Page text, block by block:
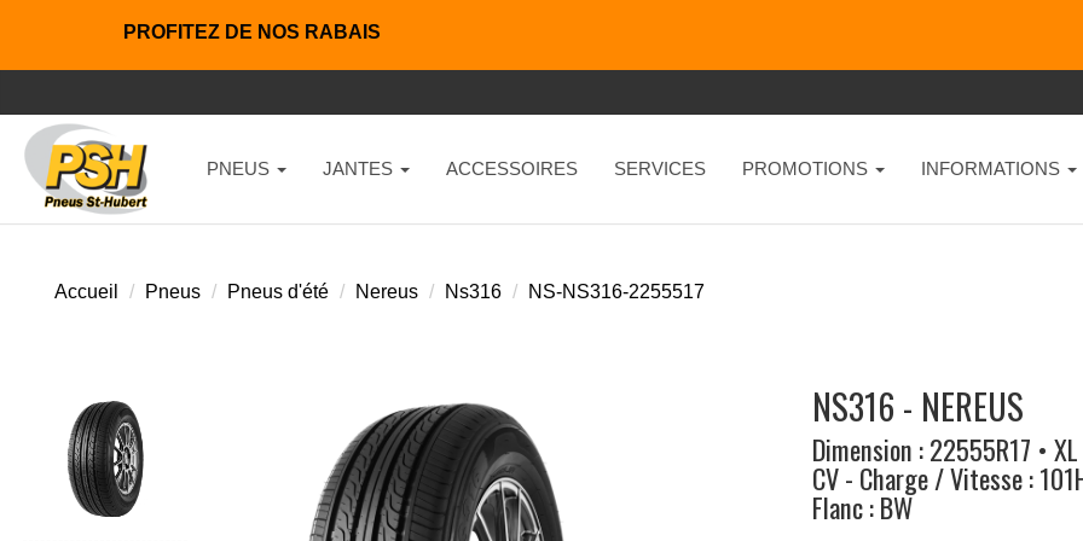
PROFITEZ DE NOS RABAIS
PNEUS JANTES ACCESSOIRES SERVICES PROMOTIONS INFORMATIONS
Accueil Pneus Pneus d'été Nereus Ns316 NS-NS316-2255517
NS316 - NEREUS
Dimension : 22555R17 • XL
CV - Charge / Vitesse :
Flanc : BW